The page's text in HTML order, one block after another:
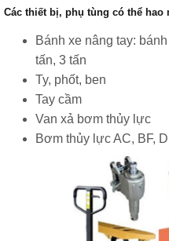
Các thiết bị, phụ tùng có thể
Bánh xe nâng tay:
tấn, 3 tấn
Ty, phốt, ben
Tay cầm
Van xả bơm thủy lực
Bơm thủy lực AC, BF,